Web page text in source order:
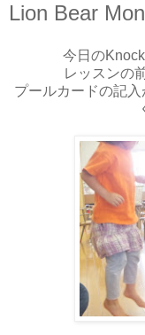
Lion Bear
今日の
レッスンの
プールカードの記